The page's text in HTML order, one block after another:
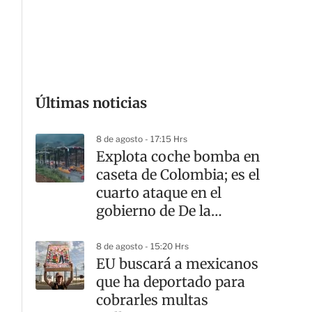
Últimas noticias
8 de agosto - 17:15 Hrs
Explota coche bomba en
caseta de Colombia; es el
cuarto ataque en el
gobierno de De la
8 de agosto - 15:20 Hrs
EU buscará a mexicanos
que ha deportado para
cobrarles multas